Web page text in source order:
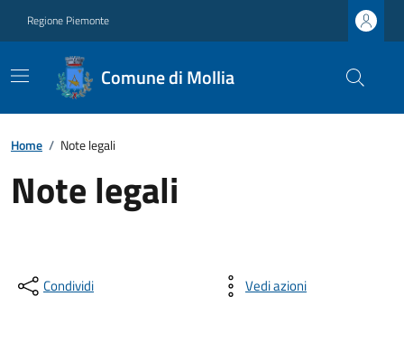
Regione Piemonte
Comune di Mollia
Home / Note legali
Note legali
Condividi Vedi azioni